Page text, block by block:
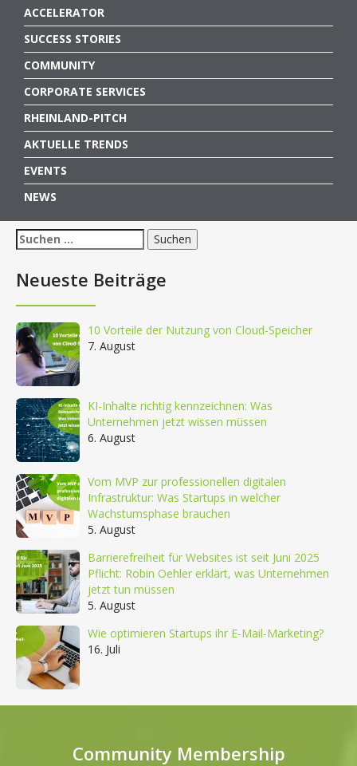
ACCELERATOR
SUCCESS STORIES
COMMUNITY
CORPORATE SERVICES
RHEINLAND-PITCH
AKTUELLE TRENDS
EVENTS
NEWS
Suchen
nach:
Neueste Beiträge
10 Vorteile der Nutzung von Cloud-Speicher
7. August
KI-Inhalte richtig kennzeichnen: Was
Unternehmen jetzt wissen müssen
6. August
Vom MVP zur professionellen digitalen
Infrastruktur: Was Startups in welcher
Wachstumsphase brauchen
5. August
Barrierefreiheit für Websites ist seit Juni 2025
Pflicht: Robin Oehler erklärt, was Unternehmen
jetzt tun müssen
5. August
Wie optimieren Startups ihr E-Mail-Marketing?
16. Juli
Community Membership